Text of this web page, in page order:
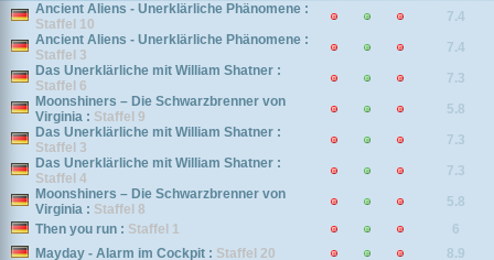
Ancient Aliens - Unerklärliche Phänomene :
Staffel 10
7.4
Ancient Aliens - Unerklärliche Phänomene :
Staffel 3
7.4
Das Unerklärliche mit William Shatner :
Staffel 6
7.3
Moonshiners – Die Schwarzbrenner von
Virginia : Staffel 9
5.8
Das Unerklärliche mit William Shatner :
Staffel 3
7.3
Das Unerklärliche mit William Shatner :
Staffel 4
7.3
Moonshiners – Die Schwarzbrenner von
Virginia : Staffel 8
5.8
Then you run : Staffel 1
6
Mayday - Alarm im Cockpit : Staffel 20
8.9